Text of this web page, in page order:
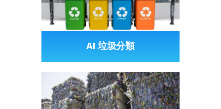
AI 垃圾分類